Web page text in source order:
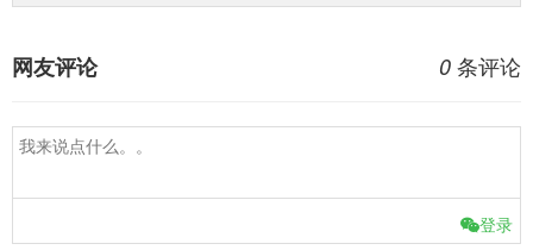
0 条评论
网友评论
登录